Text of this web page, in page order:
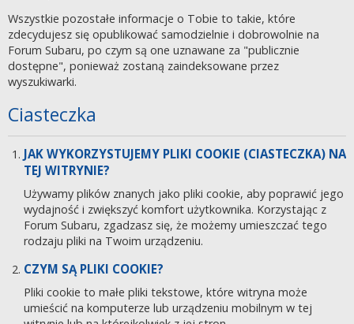
Wszystkie pozostałe informacje o Tobie to takie, które
zdecydujesz się opublikować samodzielnie i dobrowolnie na
Forum Subaru, po czym są one uznawane za "publicznie
dostępne", ponieważ zostaną zaindeksowane przez
wyszukiwarki.
Ciasteczka
JAK WYKORZYSTUJEMY PLIKI COOKIE (CIASTECZKA) NA
TEJ WITRYNIE?
Używamy plików znanych jako pliki cookie, aby poprawić jego
wydajność i zwiększyć komfort użytkownika. Korzystając z
Forum Subaru, zgadzasz się, że możemy umieszczać tego
rodzaju pliki na Twoim urządzeniu.
CZYM SĄ PLIKI COOKIE?
Pliki cookie to małe pliki tekstowe, które witryna może
umieścić na komputerze lub urządzeniu mobilnym w tej